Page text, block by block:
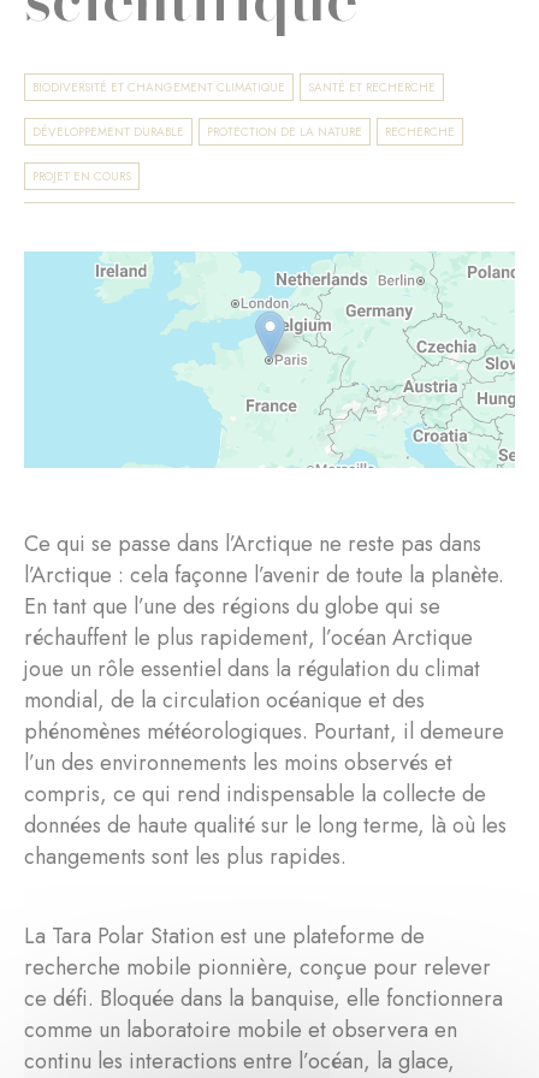
BIODIVERSITÉ ET CHANGEMENT CLIMATIQUE SANTÉ ET RECHERCHE
DÉVELOPPEMENT DURABLE PROTECTION DE LA NATURE RECHERCHE
PROJET EN COURS
Ce qui se passe dans l’Arctique ne reste pas dans
l’Arctique : cela façonne l’avenir de toute la planète.
En tant que l’une des régions du globe qui se
réchauffent le plus rapidement, l’océan Arctique
joue un rôle essentiel dans la régulation du climat
mondial, de la circulation océanique et des
phénomènes météorologiques. Pourtant, il demeure
l’un des environnements les moins observés et
compris, ce qui rend indispensable la collecte de
données de haute qualité sur le long terme, là où les
changements sont les plus rapides.
La Tara Polar Station est une plateforme de
recherche mobile pionnière, conçue pour relever
ce défi. Bloquée dans la banquise, elle fonctionnera
comme un laboratoire mobile et observera en
continu les interactions entre l’océan, la glace,